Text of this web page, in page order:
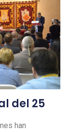
del 25
han